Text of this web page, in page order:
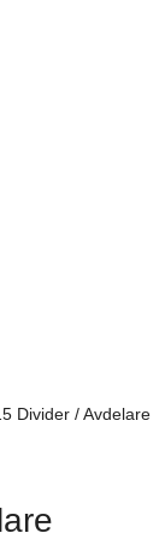
Divider / Avdelare